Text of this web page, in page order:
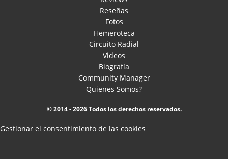
Reseñas
Fotos
Hemeroteca
Circuito Radial
Videos
Biografía
Community Manager
Quienes Somos?
© 2014 - 2026 Todos los derechos reservados.
Gestionar el consentimiento de las cookies